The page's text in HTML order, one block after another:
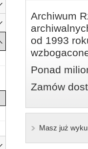
Archiwum
od 1993
Ponad
Zamów
Masz już